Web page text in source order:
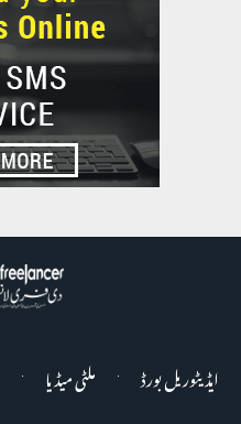
ایڈیٹوریل بورڈ ملٹی میڈیا